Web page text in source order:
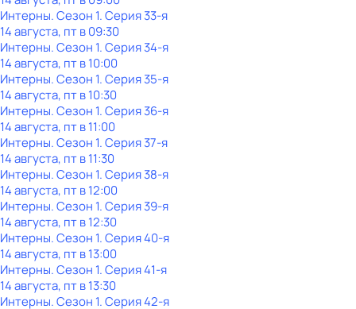
Интерны. Сезон 1. Серия 33-я
14 августа, пт в 09:30
Интерны. Сезон 1. Серия 34-я
14 августа, пт в 10:00
Интерны. Сезон 1. Серия 35-я
14 августа, пт в 10:30
Интерны. Сезон 1. Серия 36-я
14 августа, пт в 11:00
Интерны. Сезон 1. Серия 37-я
14 августа, пт в 11:30
Интерны. Сезон 1. Серия 38-я
14 августа, пт в 12:00
Интерны. Сезон 1. Серия 39-я
14 августа, пт в 12:30
Интерны. Сезон 1. Серия 40-я
14 августа, пт в 13:00
Интерны. Сезон 1. Серия 41-я
14 августа, пт в 13:30
Интерны. Сезон 1. Серия 42-я